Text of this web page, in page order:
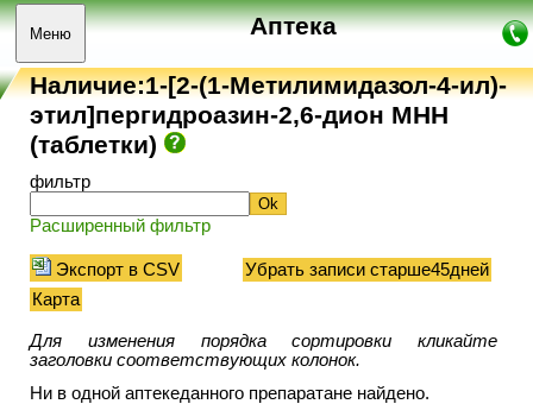
Меню Аптека
Наличие:1-[2-(1-Метилимидазол-4-ил)-
этил]пергидроазин-2,6-дион МНН
(таблетки)
фильтр
Расширенный фильтр
Экспорт в CSV
Убрать записи старше45дней
Карта
Для изменения порядка сортировки кликайте
заголовки соответствующих колонок.
Ни в одной аптекеданного препаратане найдено.